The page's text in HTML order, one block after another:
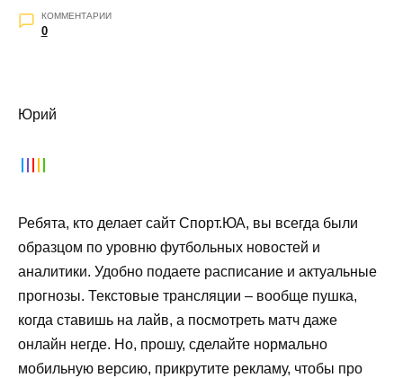
КОММЕНТАРИИ
0
Юрий
Ребята, кто делает сайт Спорт.ЮА, вы всегда были
образцом по уровню футбольных новостей и
аналитики. Удобно подаете расписание и актуальные
прогнозы. Текстовые трансляции – вообще пушка,
когда ставишь на лайв, а посмотреть матч даже
онлайн негде. Но, прошу, сделайте нормально
мобильную версию, прикрутите рекламу, чтобы про